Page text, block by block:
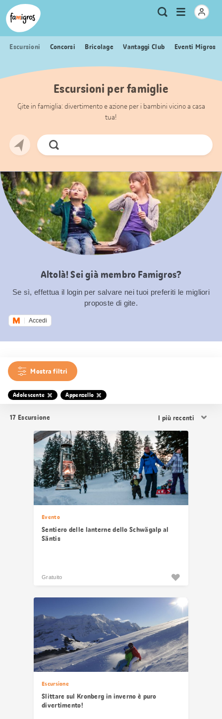
Navigazione
segnalibri
Header
Logo Metanavigazione
Ricerca
Apri
menu
Escursioni Concorsi Bricolage Vantaggi Club Eventi Migros
Escursioni per famiglie
Gite in famiglia: divertimento e azione per i bambini vicino a casa
tua!
Cerca
ora
Altolà! Sei già membro Famigros?
Se sì, effettua il login per salvare nei tuoi preferiti le migliori
proposte di gite.
Accedi
Mostra filtri
Adolescente Appenzello
17 Escursione
i
risultati
Evento
Sentiero delle lanterne dello Schwägalp al
Säntis
Gratuito
Escursione
Slittare sul Kronberg in inverno è puro
divertimento!